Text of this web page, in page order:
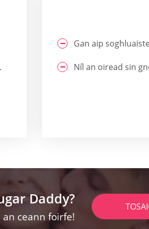
Gan aip
Níl an oiread sin
Daddy?
ceann foirfe!